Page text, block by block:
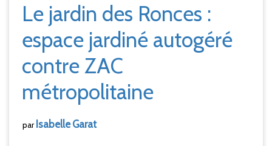
Le jardin des Ronces :
espace jardiné autogéré
contre ZAC
métropolitaine
par IsabelleGarat